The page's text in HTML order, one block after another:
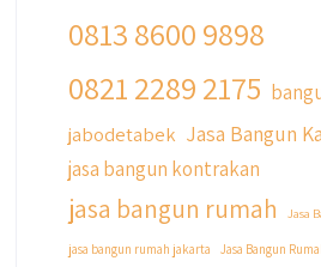
qyusipersada
3 years
Siapa yang udah masuk
dan Renovasi rumah Di
Untuk informasi lebih lanjut
0813 8600 9898
0821 2289 2175
jabodetabek Jasa Bangun
jasa bangun kontrakan
jasa bangun rumah Jasa
jasa bangun rumah jakarta Jasa Bangun